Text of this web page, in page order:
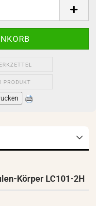
PRODUKT
Körper LC101-2H